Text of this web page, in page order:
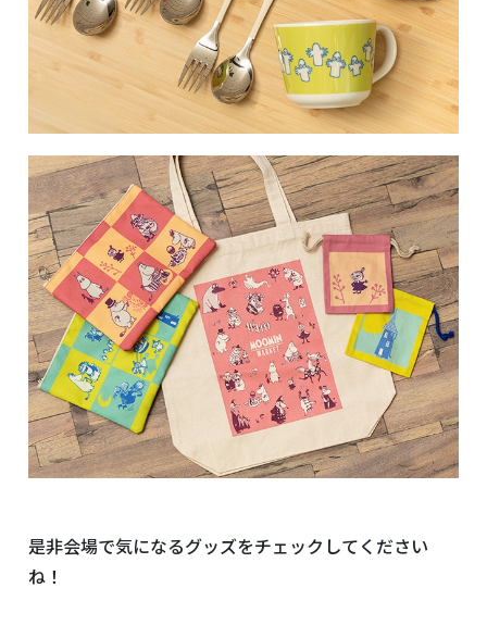
是非会場で気になるグッズをチェックしてください
ね！